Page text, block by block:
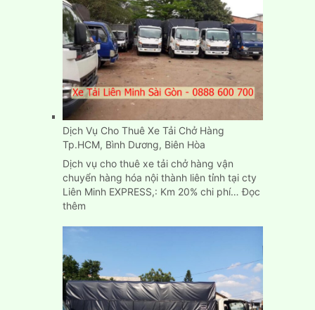
Carton
cũ
mới
chuyển
nhà
ở
đâu
Dịch Vụ Cho Thuê Xe Tải Chở Hàng
Tp.HCM, Bình Dương, Biên Hòa
Dịch vụ cho thuê xe tải chở hàng vận
chuyển hàng hóa nội thành liên tỉnh tại cty
Liên Minh EXPRESS,: Km 20% chi phí…Đọc
thêm:
Thuê
Xe
Tải
Chở